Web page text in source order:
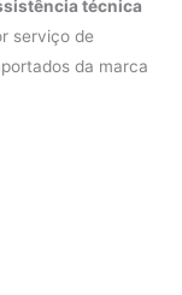
técnica
serviço de
da marca